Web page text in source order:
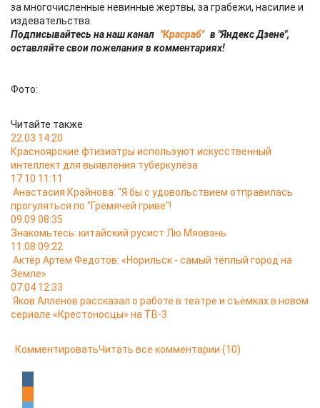
за многочисленные невинные жертвы, за грабежи, насилие и
издевательства.
Подписывайтесь на наш канал "Красраб" в "Яндекс Дзене",
оставляйте свои пожелания в комментариях!
Фото:
Читайте также
22.03 14:20
Красноярские фтизиатры используют искусственный
интеллект для выявления туберкулёза
17.10 11:11
Анастасия Крайнова: "Я бы с удовольствием отправилась
прогуляться по "Гремячей гриве"!
09.09 08:35
Знакомьтесь: китайский русист Лю Мяовэнь
11.08 09:22
Актёр Артём Федотов: «Норильск - самый тёплый город на
Земле»
07.04 12:33
Яков Алленов рассказал о работе в театре и съёмках в новом
сериале «Крестоносцы» на ТВ-3
КомментироватьЧитать все комментарии (10)